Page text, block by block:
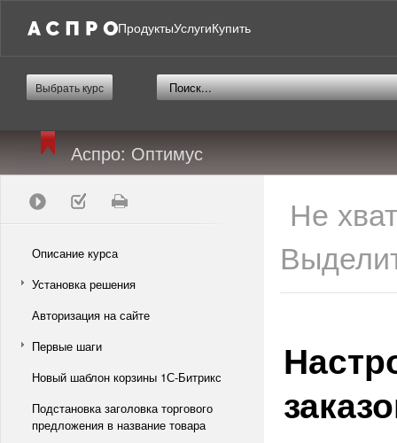
ПродуктыУслугиКупить
Выбрать курс
Аспро: Оптимус
Описание курса
Установка решения
Авторизация на сайте
Первые шаги
Новый шаблон корзины 1С-Битрикс
Подстановка заголовка торгового
предложения в название товара
Не